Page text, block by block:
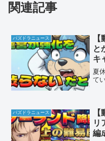
関連記事
パズドラニュース
と
キ
夏
て
パズドラニュース
リ
編